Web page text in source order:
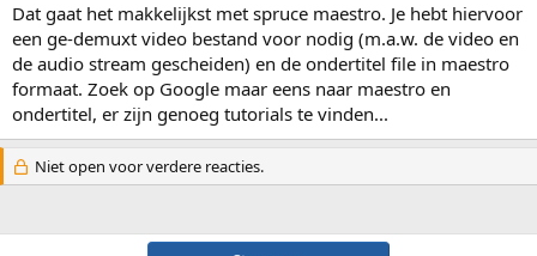
Dat gaat het makkelijkst met spruce maestro. Je hebt hiervoor
een ge-demuxt video bestand voor nodig (m.a.w. de video en
de audio stream gescheiden) en de ondertitel file in maestro
formaat. Zoek op Google maar eens naar maestro en
ondertitel, er zijn genoeg tutorials te vinden...
Niet open voor verdere reacties.